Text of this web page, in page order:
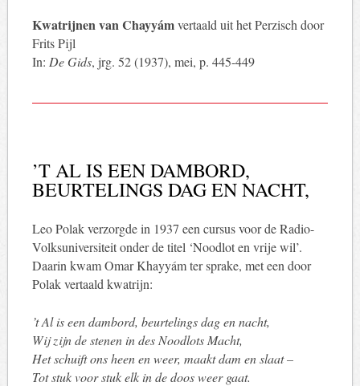
Kwatrijnen van Chayyámvertaald uit het Perzisch door
Frits Pijl
In: De Gids, jrg. 52 (1937), mei, p. 445-449
’T AL IS EEN DAMBORD,
BEURTELINGS DAG EN NACHT,
Leo Polak verzorgde in 1937 een cursus voor de Radio-
Volksuniversiteit onder de titel ‘Noodlot en vrije wil’.
Daarin kwam Omar Khayyám ter sprake, met een door
Polak vertaald kwatrijn:
’t Al is een dambord, beurtelings dag en nacht,
Wij zijn de stenen in des Noodlots Macht,
Het schuift ons heen en weer, maakt dam en slaat –
Tot stuk voor stuk elk in de doos weer gaat.